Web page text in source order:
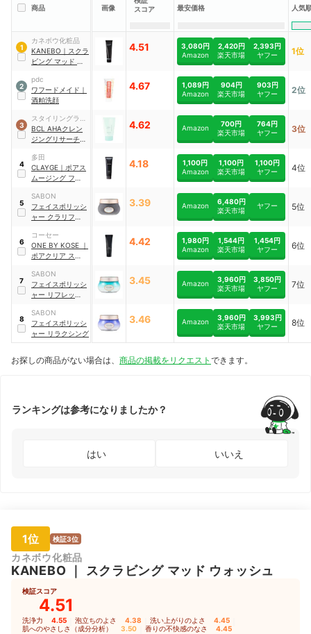
商品 画像
スコア
最安価格 人気
1
カネボウ化粧品
KANEBO ｜ スクラ
ビング マッド ウ
4.51
3,080円
Amazon
2,420円
楽天市場
2,393円
ヤフー
1位
2
pdc
ワフードメイド ｜
酒粕洗顔
4.67
1,089円
Amazon
904円
楽天市場
903円
ヤフー
2位
3
スタイリングライ
フ・ホールディン
グス
BCL AHAクレン
ジングリサーチ｜
ジング N
4.62 Amazon
700円
楽天市場
764円
ヤフー
3位
4
多田
CLAYGE ｜ ポアス
ムージング フェイ
ック
4.18
1,100円
Amazon
1,100円
楽天市場
1,100円
ヤフー
4位
5
SABON
フェイスポリッシ
ャー クラリファイ
3.39 Amazon
6,480円
楽天市場
ヤフー 5位
6
コーセー
ONE BY KOSE ｜
ポアクリア スクラ
4.42
1,980円
Amazon
1,544円
楽天市場
1,454円
ヤフー
6位
7
SABON
フェイスポリッシ
ャー リフレッシン
3.45 Amazon
3,960円
楽天市場
3,850円
ヤフー
7位
8
SABON
フェイスポリッシ
ャー リラクシング
3.46 Amazon
3,960円
楽天市場
3,993円
ヤフー
8位
お探しの商品がない場合は、 商品の掲載をリクエスト できます。
ランキングは参考になりましたか？
はい いいえ
1位 検証3位
カネボウ化粧品
KANEBO スクラビング マッド ウォッシュ
検証スコア
4.51
洗浄力 4.55 泡立ちのよさ 4.38 洗い上がりのよさ 4.45
肌へのやさしさ（成分分析） 3.50 香りの不快感のなさ 4.45